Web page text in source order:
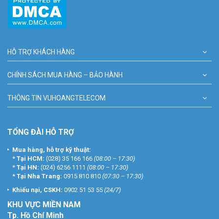
HỖ TRỢ KHÁCH HÀNG
CHÍNH SÁCH MUA HÀNG – BẢO HÀNH
THÔNG TIN VUHOANGTELECOM
TỔNG ĐÀI HỖ TRỢ
Mua hàng, hỗ trợ kỹ thuật:
* Tại HCM: (028) 35 166 166 (08:00 – 17:30)
* Tại HN: (024) 6256 1111 (08:00 – 17:30)
* Tại Nha Trang: 0915 810 810 (07:30 – 17:30)
Khiếu nại, CSKH: 0902 51 53 55 (24/7)
KHU VỰC MIỀN NAM
Tp. Hồ Chí Minh